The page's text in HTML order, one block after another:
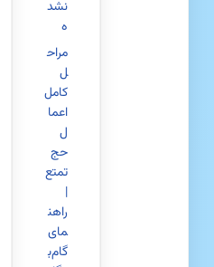
نشد
ه
مراح
ل
کامل
اعما
ل
حج
تمتع
|
راهن
مای
گام‌ب